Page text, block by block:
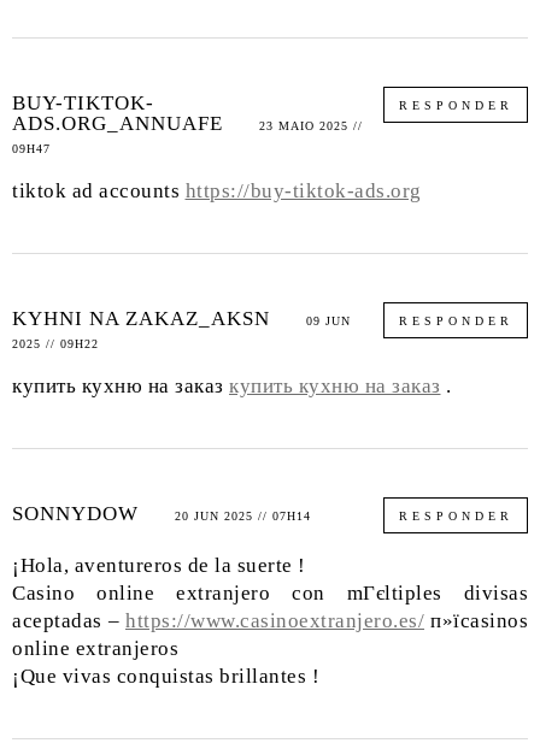
BUY-TIKTOK-
ADS.ORG_ANNUAFE
23 MAIO 2025 //
09H47
RESPONDER
tiktok ad accounts https://buy-tiktok-ads.org
KYHNI NA ZAKAZ_AKSN
09 JUN
2025 // 09H22
RESPONDER
купить кухню на заказ купить кухню на заказ .
SONNYDOW 20 JUN 2025 // 07H14 RESPONDER
¡Hola, aventureros de la suerte !
Casino online extranjero con mГєltiples divisas
aceptadas – https://www.casinoextranjero.es/ п»їcasinos
online extranjeros
¡Que vivas conquistas brillantes !